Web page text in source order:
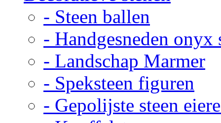
- Steen ballen
- Handgesneden onyx
- Landschap Marmer
- Speksteen figuren
- Gepolijste steen